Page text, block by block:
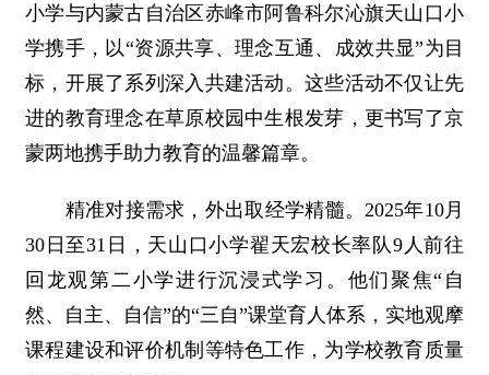
小学与内蒙古自治区赤峰市阿鲁科尔沁旗天山口小
学携手，以“资源共享、理念互通、成效共显”为目
标，开展了系列深入共建活动。这些活动不仅让先
进的教育理念在草原校园中生根发芽，更书写了京
蒙两地携手助力教育的温馨篇章。
精准对接需求，外出取经学精髓。2025年10月
30日至31日，天山口小学翟天宏校长率队9人前往
回龙观第二小学进行沉浸式学习。他们聚焦“自
然、自主、自信”的“三自”课堂育人体系，实地观摩
课程建设和评价机制等特色工作，为学校教育质量